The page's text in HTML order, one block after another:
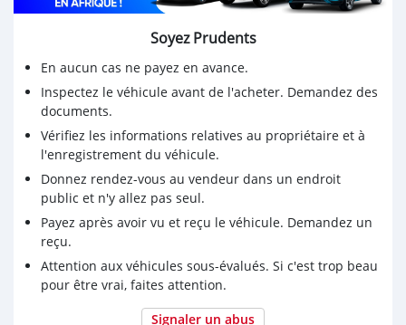
Soyez Prudents
En aucun cas ne payez en avance.
Inspectez le véhicule avant de l'acheter. Demandez des
documents.
Vérifiez les informations relatives au propriétaire et à
l'enregistrement du véhicule.
Donnez rendez-vous au vendeur dans un endroit
public et n'y allez pas seul.
Payez après avoir vu et reçu le véhicule. Demandez un
reçu.
Attention aux véhicules sous-évalués. Si c'est trop beau
pour être vrai, faites attention.
Signaler un abus